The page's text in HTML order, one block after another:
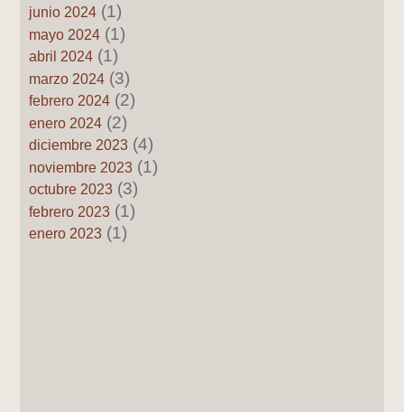
junio 2024 (1)
mayo 2024 (1)
abril 2024 (1)
marzo 2024 (3)
febrero 2024 (2)
enero 2024 (2)
diciembre 2023 (4)
noviembre 2023 (1)
octubre 2023 (3)
febrero 2023 (1)
enero 2023 (1)